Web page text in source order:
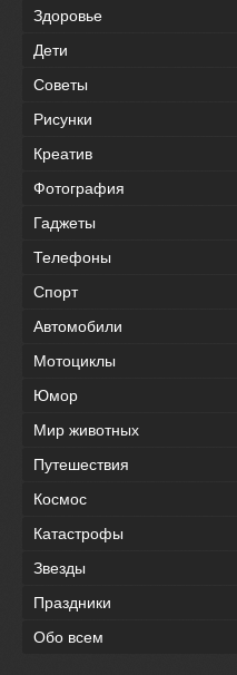
Здоровье
Дети
Советы
Рисунки
Креатив
Фотография
Гаджеты
Телефоны
Спорт
Автомобили
Мотоциклы
Юмор
Мир животных
Путешествия
Космос
Катастрофы
Звезды
Праздники
Обо всем